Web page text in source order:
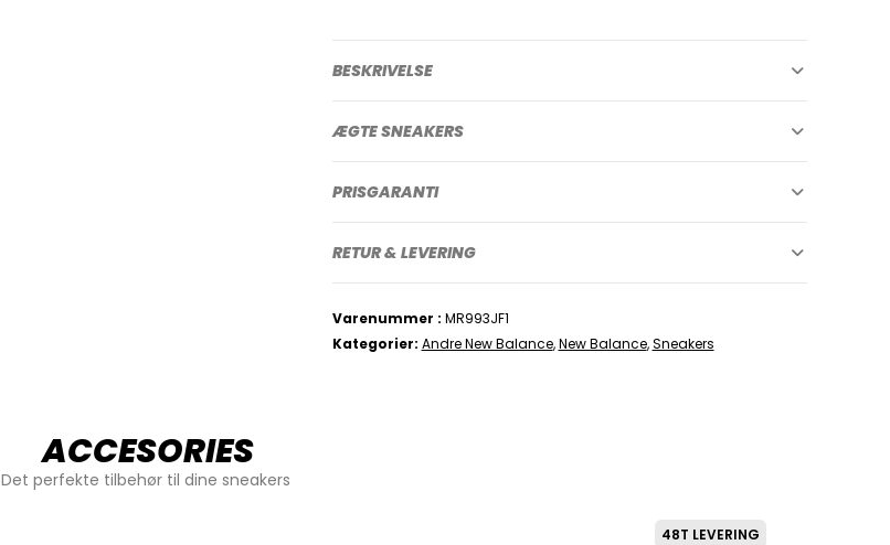
BESKRIVELSE
ÆGTE SNEAKERS
PRISGARANTI
RETUR & LEVERING
Varenummer
MR993JF1
Kategorier Andre New Balance,New Balance,Sneakers
ACCESORIES
Det perfekte tilbehør til dine sneakers
48T LEVERING